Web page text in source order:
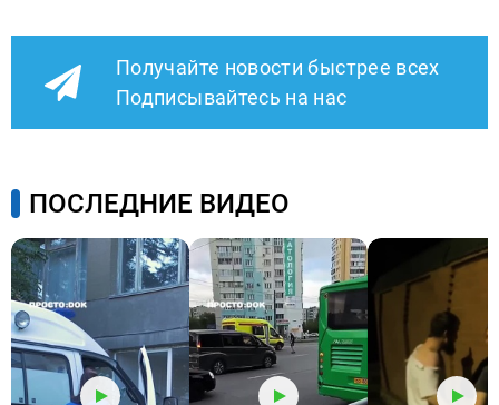
Получайте новости быстрее всех
Подписывайтесь на нас
ПОСЛЕДНИЕ ВИДЕО